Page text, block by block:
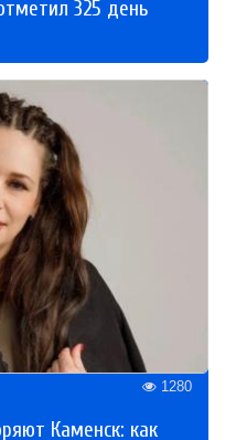
325 день
1280
Каменск: как